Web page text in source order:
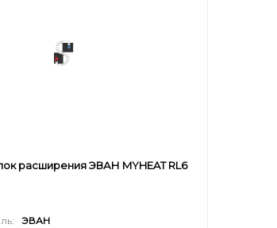
расширения ЭВАН MYHEAT RL6
ЭВАН